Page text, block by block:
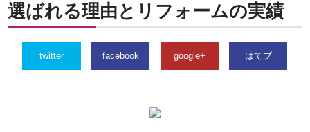
選ばれる理由とリフォームの実績
twitter facebook google+ はてブ